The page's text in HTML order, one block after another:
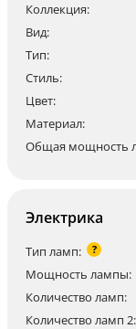
Коллекция:
Вид:
Тип:
Стиль:
Цвет:
Материал:
Общая мощность
Электрика
Тип ламп: ?
Мощность лампы:
Количество ламп:
Количество ламп 2: